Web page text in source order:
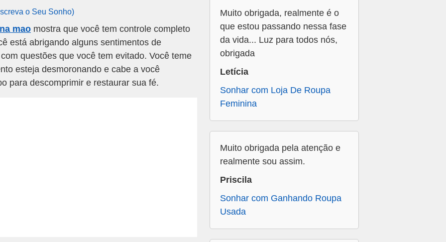
o Seu Sonho)
mao mostra que você tem controle completo
está abrigando alguns sentimentos de
questões que você tem evitado. Você teme
esteja desmoronando e cabe a você
para descomprimir e restaurar sua fé.
Muito obrigada, realmente é o
que estou passando nessa fase
da vida... Luz para todos nós,
obrigada
Letícia
Sonhar com Loja De Roupa
Feminina
Muito obrigada pela atenção e
realmente sou assim.
Priscila
Sonhar com Ganhando Roupa
Usada